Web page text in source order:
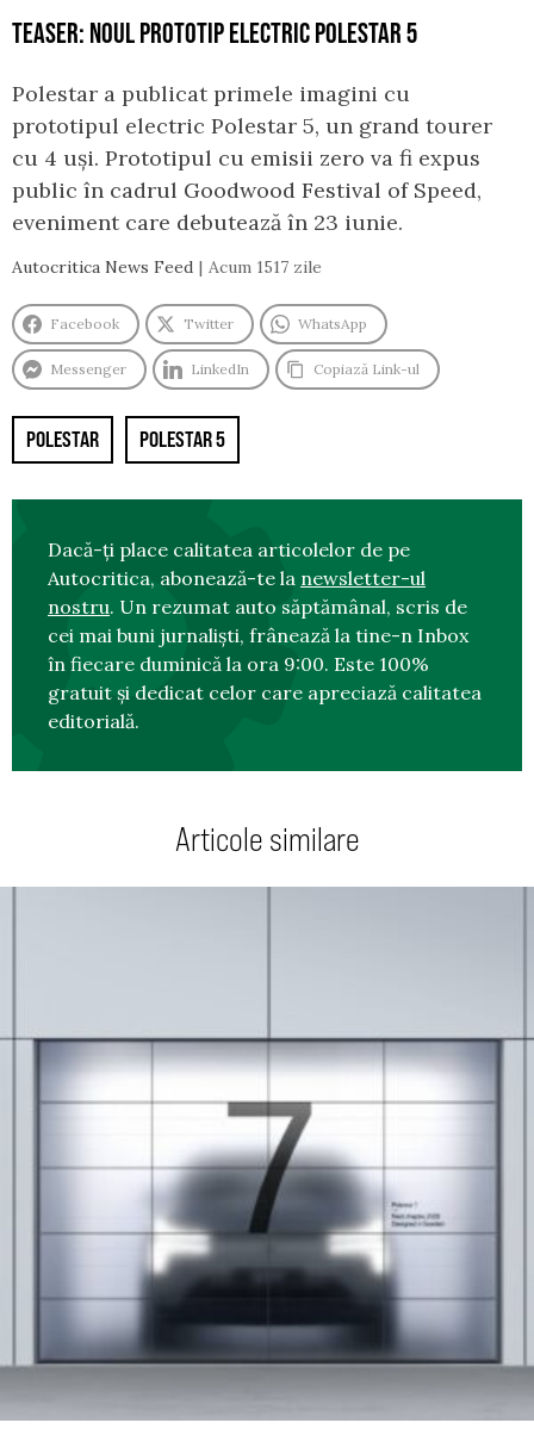
TEASER: NOUL PROTOTIP ELECTRIC POLESTAR 5
Polestar a publicat primele imagini cu
prototipul electric Polestar 5, un grand tourer
cu 4 uși. Prototipul cu emisii zero va fi expus
public în cadrul Goodwood Festival of Speed,
eveniment care debutează în 23 iunie.
Autocritica News Feed Acum 1517 zile
Facebook Twitter WhatsApp
Messenger LinkedIn Copiază Link-ul
POLESTAR POLESTAR 5
Dacă-ți place calitatea articolelor de pe
Autocritica, abonează-te la newsletter-ul
nostru. Un rezumat auto săptămânal, scris de
cei mai buni jurnaliști, frânează la tine-n Inbox
în fiecare duminică la ora 9:00. Este 100%
gratuit și dedicat celor care apreciază calitatea
editorială.
Articole similare